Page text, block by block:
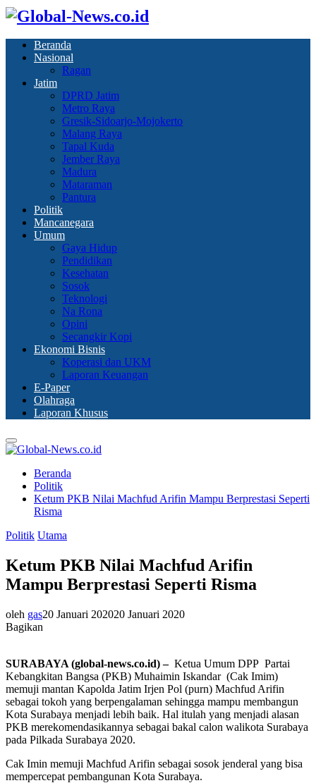
Beranda
Nasional
Ragan
Jatim
DPRD Jatim
Metro Raya
Gresik-Sidoarjo-Mojokerto
Malang Raya
Tapal Kuda
Jember Raya
Madura
Mataraman
Pantura
Politik
Mancanegara
Umum
Gaya Hidup
Pendidikan
Kesehatan
Sosok
Teknologi
Na Rona
Opini
Secangkir Kopi
Ekonomi Bisnis
Koperasi dan UKM
Laporan Keuangan
E-Paper
Olahraga
Laporan Khusus
Primary
Menu
Beranda
Politik
Ketum PKB Nilai Machfud Arifin Mampu Berprestasi Seperti
Risma
Politik Utama
Ketum PKB Nilai Machfud Arifin
Mampu Berprestasi Seperti Risma
oleh gas20 Januari 202020 Januari 2020
Bagikan
SURABAYA (global-news.co.id) – Ketua Umum DPP Partai
Kebangkitan Bangsa (PKB) Muhaimin Iskandar (Cak Imim)
memuji mantan Kapolda Jatim Irjen Pol (purn) Machfud Arifin
sebagai tokoh yang berpengalaman sehingga mampu membangun
Kota Surabaya menjadi lebih baik. Hal itulah yang menjadi alasan
PKB merekomendasikannya sebagai bakal calon walikota Surabaya
pada Pilkada Surabaya 2020.
Cak Imin memuji Machfud Arifin sebagai sosok jenderal yang bisa
mempercepat pembangunan Kota Surabaya.